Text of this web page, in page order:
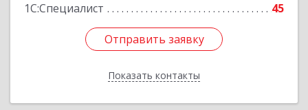
1С:Специалист
45
Отправить заявку
Показать контакты
Отправить заявку
Назад